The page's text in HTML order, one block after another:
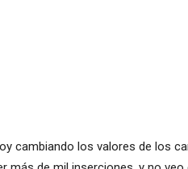
cambiando los valores de los